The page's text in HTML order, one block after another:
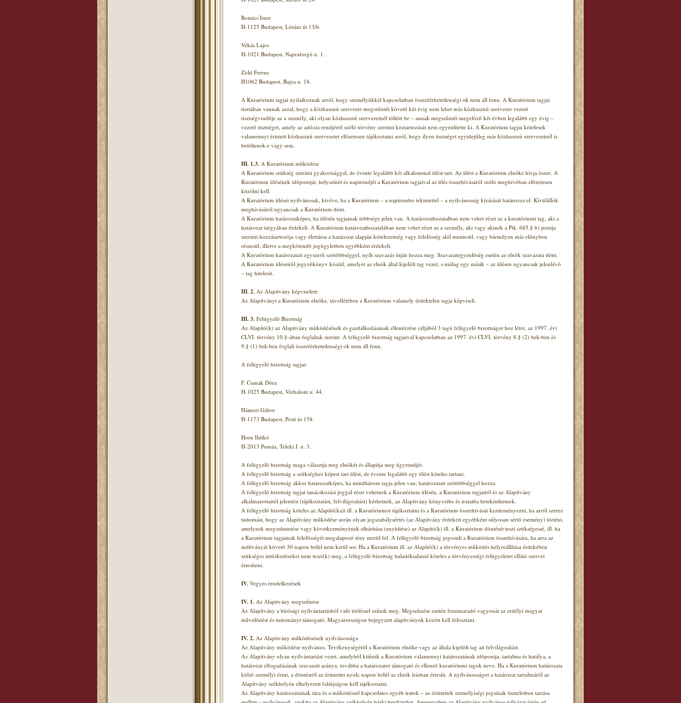
Romics Imre
H-1125 Budapest, Lóránt út 13/b.
Vékás Lajos
H-1021 Budapest, Napraforgó u. 1.
Zöld Ferenc
H1062 Budapest, Bajza u. 18.
A Kuratórium tagjai nyilatkoznak arról, hogy személyükkel kapcsolatban összeférhetetlenségi ok nem áll fenn. A Kuratórium tagjai
tisztában vannak azzal, hogy a közhasznú szervezet megszûntét követõ két évig nem lehet más közhasznú szervezet vezetõ
tisztségviselõje az a személy, aki olyan közhasznú szervezetnél töltött be – annak megszûntét megelõzõ két évben legalább egy évig –
vezetõ tisztséget, amely az adózás rendjérõl szóló törvény szerinti köztartozását nem egyenlítette ki. A Kuratórium tagjai kötelesek
valamennyi érintett közhasznú szervezetet elõzetesen tájékoztatni arról, hogy ilyen tisztséget egyidejûleg más közhasznú szervezetnél is
betöltenek-e vagy sem.
III. 1.3. A Kuratórium mûködése
A Kuratórium szükség szerinti gyakorisággal, de évente legalább két alkalommal ülést tart. Az ülést a Kuratórium elnöke hívja össze. A
Kuratórium ülésének idõpontját, helyszínét és napirendjét a Kuratórium tagjaival az ülés összehívásáról szóló meghívóban elõzetesen
közölni kell.
A Kuratórium ülései nyilvánosak, kivéve, ha a Kuratórium – a napirendre tekintettel – a nyilvánosság kizárását határozza el. Kívülállók
meghívásáról ugyancsak a Kuratórium dönt.
A Kuratórium határozatképes, ha ülésén tagjainak többsége jelen van. A határozathozatalban nem vehet részt az a kuratóriumi tag, aki a
határozat tárgyában érdekelt. A Kuratórium határozathozatalában nem vehet részt az a személy, aki vagy akinek a Ptk. 685.§ b) pontja
szerinti hozzátartozója vagy élettársa a határozat alapján kötelezettség vagy felelõsség alól mentesül, vagy bármilyen más elõnyben
részesül, illetve a megkötendõ jogügyletben egyébként érdekelt.
A Kuratórium határozatait egyszerû szótöbbséggel, nyílt szavazás útján hozza meg. Szavazategyenlõség esetén az elnök szavazata dönt.
A Kuratórium üléseirõl jegyzõkönyv készül, amelyet az elnök által kijelölt tag vezet, s utólag egy másik – az ülésen ugyancsak jelenlévõ
– tag hitelesít.
III. 2. Az Alapítvány képviselete
Az Alapítványt a Kuratórium elnöke, távollétében a Kuratórium valamely érdektelen tagja képviseli.
III. 3. Felügyelõ Bizottság
Az Alapító(k) az Alapítvány mûködésének és gazdálkodásának ellenõrzése céljából 3 tagú felügyelõ bizottságot hoz létre, az 1997. évi
CLVI. törvény 10.§-ában foglaltak szerint. A felügyelõ bizottság tagjaival kapcsolatban az 1997. évi CLVI. törvény 8.§ (2) bek-ben és
9.§ (1) bek-ben foglalt összeférhetetlenségi ok nem áll fenn.
A felügyelõ bizottság tagjai:
F. Csanak Dóra
H-1025 Budapest, Vérhalom u. 44.
Hámori Gábor
H-1173 Budapest, Pesti út 158.
Horn Ildikó
H-2013 Pomáz, Teleki J. u. 3.
A felügyelõ bizottság maga választja meg elnökét és állapítja meg ügyrendjét.
A felügyelõ bizottság a szükséghez képest tart ülést, de évente legalább egy ülést köteles tartani.
A felügyelõ bizottság akkor határozatképes, ha mindhárom tagja jelen van; határozatait szótöbbséggel hozza.
A felügyelõ bizottság tagjai tanácskozási joggal részt vehetnek a Kuratórium ülésén, a Kuratórium tagjaitól és az Alapítvány
alkalmazottaitól jelentést (tájékoztatást, felvilágosítást) kérhetnek, az Alapítvány könyveibe és irataiba betekinthetnek.
A felügyelõ bizottság köteles az Alapító(ka)t ill. a Kuratóriumot tájékoztatni és a Kuratórium összehívását kezdeményezni, ha arról szerez
tudomást, hogy az Alapítvány mûködése során olyan jogszabálysértés (az Alapítvány érdekeit egyébként súlyosan sértõ esemény) történt,
amelynek megszüntetése vagy következményének elhárítása (enyhítése) az Alapító(k) ill. a Kuratórium döntését teszi szükségessé, ill. ha
a Kuratórium tagjainak felelõsségét megalapozó tény merül fel. A felügyelõ bizottság jogosult a Kuratórium összehívására, ha arra az
indítványát követõ 30 napon belül nem kerül sor. Ha a Kuratórium ill. az Alapító(k) a törvényes mûködés helyreállítása érdekében
szükséges intézkedéseket nem teszi(k) meg, a felügyelõ bizottság haladéktalanul köteles a törvényességi felügyeletet ellátó szervet
értesíteni.
IV. Vegyes rendelkezések
IV. 1. Az Alapítvány megszûnése
Az Alapítvány a bírósági nyilvántartásból való törléssel szûnik meg. Megszûnése esetén fennmaradó vagyonát az erdélyi magyar
mûvelõdést és tudományt támogató, Magyarországon bejegyzett alapítványok között kell felosztani.
IV. 2. Az Alapítvány mûködésének nyilvánossága
Az Alapítvány mûködése nyilvános. Tevékenységérõl a Kuratórium elnöke vagy az általa kijelölt tag ad felvilágosítást.
Az Alapítvány olyan nyilvántartást vezet, amelybõl kitûnik a Kuratórium valamennyi határozatának idõpontja, tartalma és hatálya, a
határozat elfogadásának szavazati aránya, továbbá a határozatot támogató és ellenzõ kuratóriumi tagok neve. Ha a Kuratórium határozata
külsõ személyt érint, a döntésrõl az érintettet nyolc napon belül az elnök írásban értesíti. A nyilvánosságot a határozat tartalmáról az
Alapítvány székhelyén elhelyezett faliújságon kell tájékoztatni.
Az Alapítvány határozatainak tára és a mûködéssel kapcsolatos egyéb iratok – az érintettek személyiségi jogainak tiszteletben tartása